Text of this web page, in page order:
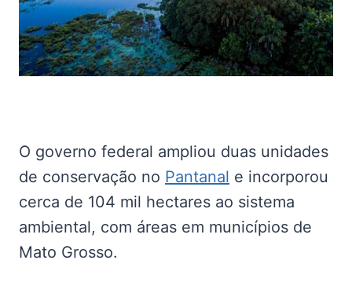
O governo federal ampliou duas unidades
de conservação no Pantanal e incorporou
cerca de 104 mil hectares ao sistema
ambiental, com áreas em municípios de
Mato Grosso.